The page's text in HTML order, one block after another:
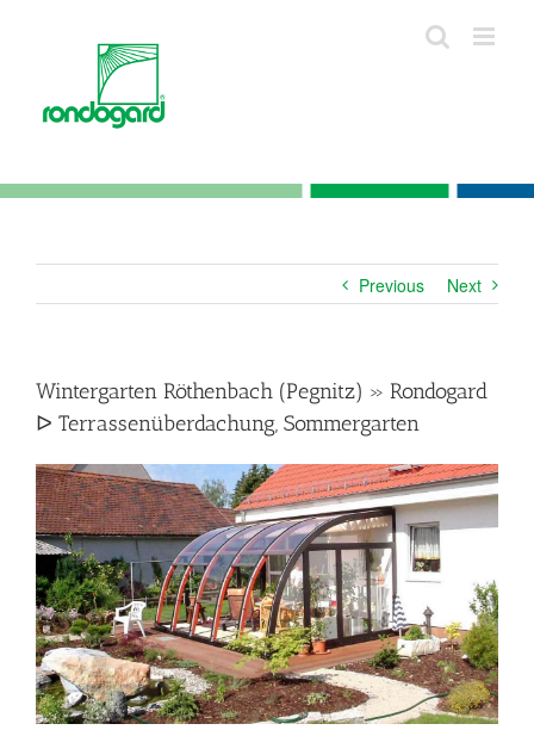
Previous Next
Wintergarten Röthenbach (Pegnitz) » Rondogard
ᐅ Terrassenüberdachung, Sommergarten